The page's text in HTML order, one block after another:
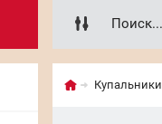
Купальники